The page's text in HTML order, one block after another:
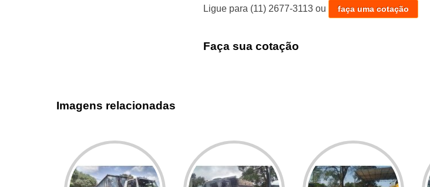
Ligue para (11) 2677-3113 ou faça uma cotação
Faça sua cotação
Imagens relacionadas